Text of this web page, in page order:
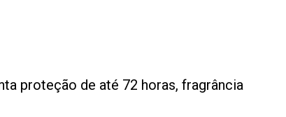
proteção de até 72 horas, fragrância